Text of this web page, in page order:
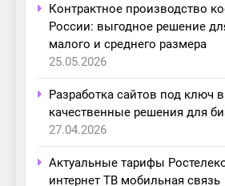
Контрактное производство
России: выгодное решение
малого и среднего размера
25.05.2026
Разработка сайтов под ключ
качественные решения для
27.04.2026
Актуальные тарифы
интернет ТВ мобильная связь